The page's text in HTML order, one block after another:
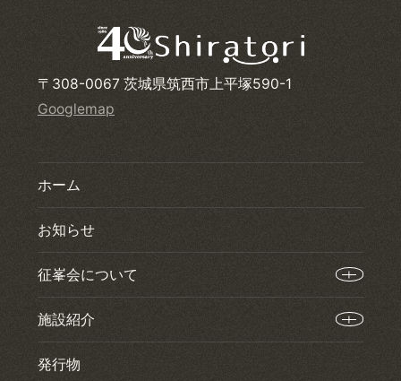
〒308-0067 茨城県筑西市上平塚590-1
Googlemap
ホーム
お知らせ
征峯会について
施設紹介
発行物